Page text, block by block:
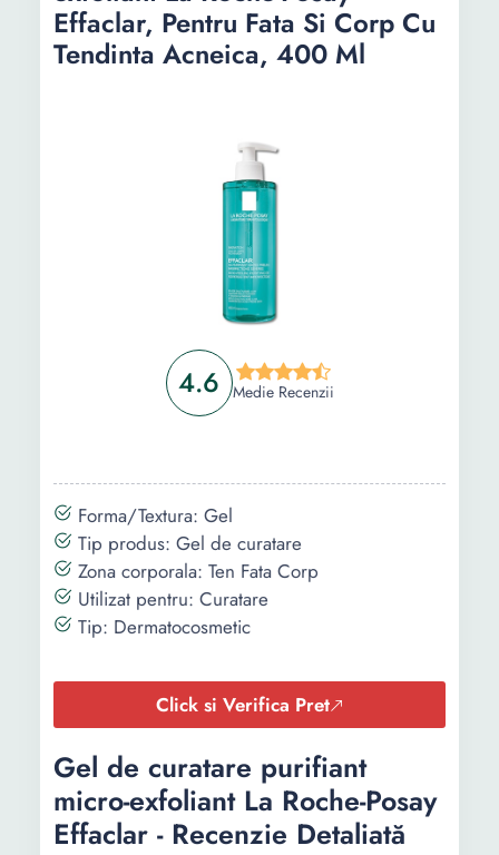
4.6 Medie Recenzii
Effaclar, Pentru Fata Si Corp Cu
Tendinta Acneica, 400 Ml
Forma/Textura: Gel
Tip produs: Gel de curatare
Zona corporala: Ten Fata Corp
Utilizat pentru: Curatare
Tip: Dermatocosmetic
Click si Verifica Pret
Gel de curatare purifiant
micro-exfoliant La Roche-Posay
Effaclar - Recenzie Detaliată
Purito, 100 ml
Informații